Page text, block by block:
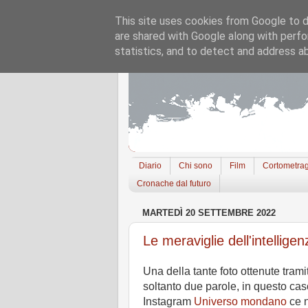
Diario Chi sono Film
Cronache dal futuro
MARTEDÌ 20 SETTEMBRE 2022
Le meraviglie
Una della tante foto ottenute
soltanto due parole, in questo
Instagram Universo mondano ce
This site uses cookies from Google to
are shared with Google along with
statistics, and to detect and address